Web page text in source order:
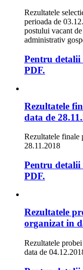
Rezultatele
perioada de
postului vacant
administrativ
Pentru detalii
PDF.
Rezultatele
data de
Rezultatele finale
28.11.2018
Pentru detalii
PDF.
Rezultatele
organizat in
Rezultatele
data de